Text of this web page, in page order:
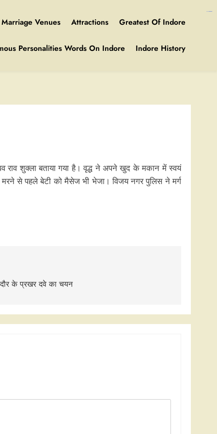
Marriage Venues Attractions Greatest Of Indore
Personalities Words On Indore Indore History
राव शुक्ला बताया गया है। वृद्ध ने अपने खुद के मकान में स्वयं
से पहले बेटी को मैसेज भी भेजा। विजय नगर पुलिस ने मर्ग
के प्रखर दवे का चयन